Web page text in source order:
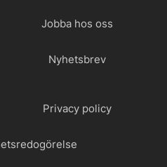
Jobba hos oss
Nyhetsbrev
Privacy policy